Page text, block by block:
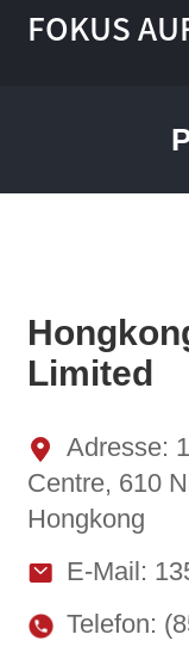
FOKUS
Limited
Adresse:
Centre, 610
Hongkong
E-Mail:
Telefon: